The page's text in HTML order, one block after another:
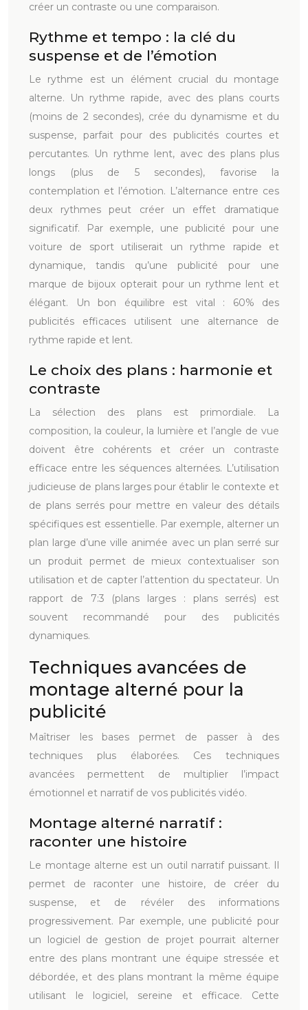
créer un contraste ou une comparaison.
Rythme et tempo : la clé du
suspense et de l’émotion
Le rythme est un élément crucial du montage
alterne. Un rythme rapide, avec des plans courts
(moins de 2 secondes), crée du dynamisme et du
suspense, parfait pour des publicités courtes et
percutantes. Un rythme lent, avec des plans plus
longs (plus de 5 secondes), favorise la
contemplation et l’émotion. L’alternance entre ces
deux rythmes peut créer un effet dramatique
significatif. Par exemple, une publicité pour une
voiture de sport utiliserait un rythme rapide et
dynamique, tandis qu’une publicité pour une
marque de bijoux opterait pour un rythme lent et
élégant. Un bon équilibre est vital : 60% des
publicités efficaces utilisent une alternance de
rythme rapide et lent.
Le choix des plans : harmonie et
contraste
La sélection des plans est primordiale. La
composition, la couleur, la lumière et l’angle de vue
doivent être cohérents et créer un contraste
efficace entre les séquences alternées. L’utilisation
judicieuse de plans larges pour établir le contexte et
de plans serrés pour mettre en valeur des détails
spécifiques est essentielle. Par exemple, alterner un
plan large d’une ville animée avec un plan serré sur
un produit permet de mieux contextualiser son
utilisation et de capter l’attention du spectateur. Un
rapport de 7:3 (plans larges : plans serrés) est
souvent recommandé pour des publicités
dynamiques.
Techniques avancées de
montage alterné pour la
publicité
Maîtriser les bases permet de passer à des
techniques plus élaborées. Ces techniques
avancées permettent de multiplier l’impact
émotionnel et narratif de vos publicités vidéo.
Montage alterné narratif :
raconter une histoire
Le montage alterne est un outil narratif puissant. Il
permet de raconter une histoire, de créer du
suspense, et de révéler des informations
progressivement. Par exemple, une publicité pour
un logiciel de gestion de projet pourrait alterner
entre des plans montrant une équipe stressée et
débordée, et des plans montrant la même équipe
utilisant le logiciel, sereine et efficace. Cette